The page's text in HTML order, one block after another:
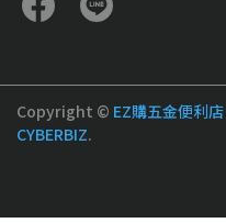
Copyright © EZ購五金便利店
CYBERBIZ.